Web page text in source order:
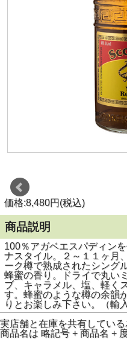
価格:8,480円(税込)
商品説明
100％アガベエスパディン
ナスタイル。２～１１ヶ月
ーク樽で熟成されたシング
蜂蜜の香り。ドライで丸い
ブ、キャラメル、塩、軽く
す。蜂蜜のような樽の余韻
りとお楽しみ下さい。（輸
実店舗と在庫を共有してい
商品名は 略記号 + 商品名 +